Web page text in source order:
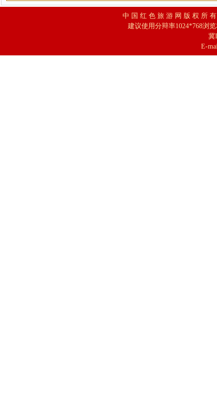
中 国 红 色 旅 游 网 版 权 所
建议使用分辩率1024*768浏
冀
E-